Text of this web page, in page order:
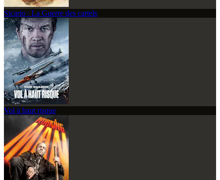
Sicario : La Guerre des cartels
Vol à haut risque